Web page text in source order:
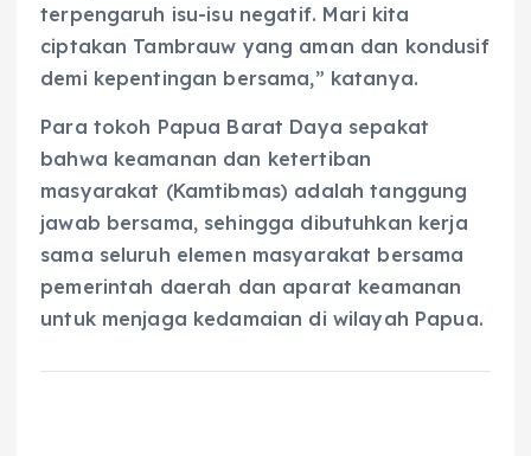
terpengaruh isu-isu negatif. Mari kita
ciptakan Tambrauw yang aman dan kondusif
demi kepentingan bersama,” katanya.
Para tokoh Papua Barat Daya sepakat
bahwa keamanan dan ketertiban
masyarakat (Kamtibmas) adalah tanggung
jawab bersama, sehingga dibutuhkan kerja
sama seluruh elemen masyarakat bersama
pemerintah daerah dan aparat keamanan
untuk menjaga kedamaian di wilayah Papua.